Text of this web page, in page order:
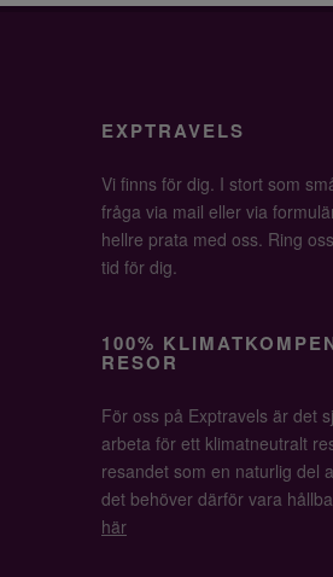
EXPTRAVELS
Vi finns för dig. I stort som
fråga via mail eller via
hellre prata med oss. Ring
tid för dig.
100%
RESOR
För oss på Exptravels är det
arbeta för ett klimatneutralt
resandet som en naturlig del
det behöver därför vara
här